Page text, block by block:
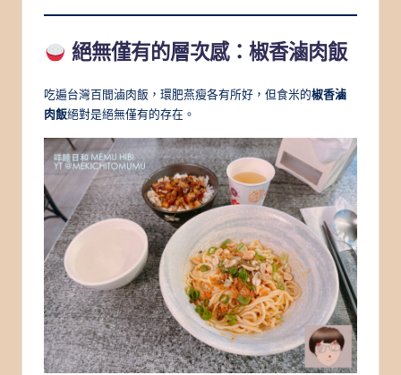
絕無僅有的層次感：椒香滷肉飯
吃遍台灣百間滷肉飯，環肥燕瘦各有所好，但食米的椒香滷
肉飯絕對是絕無僅有的存在。